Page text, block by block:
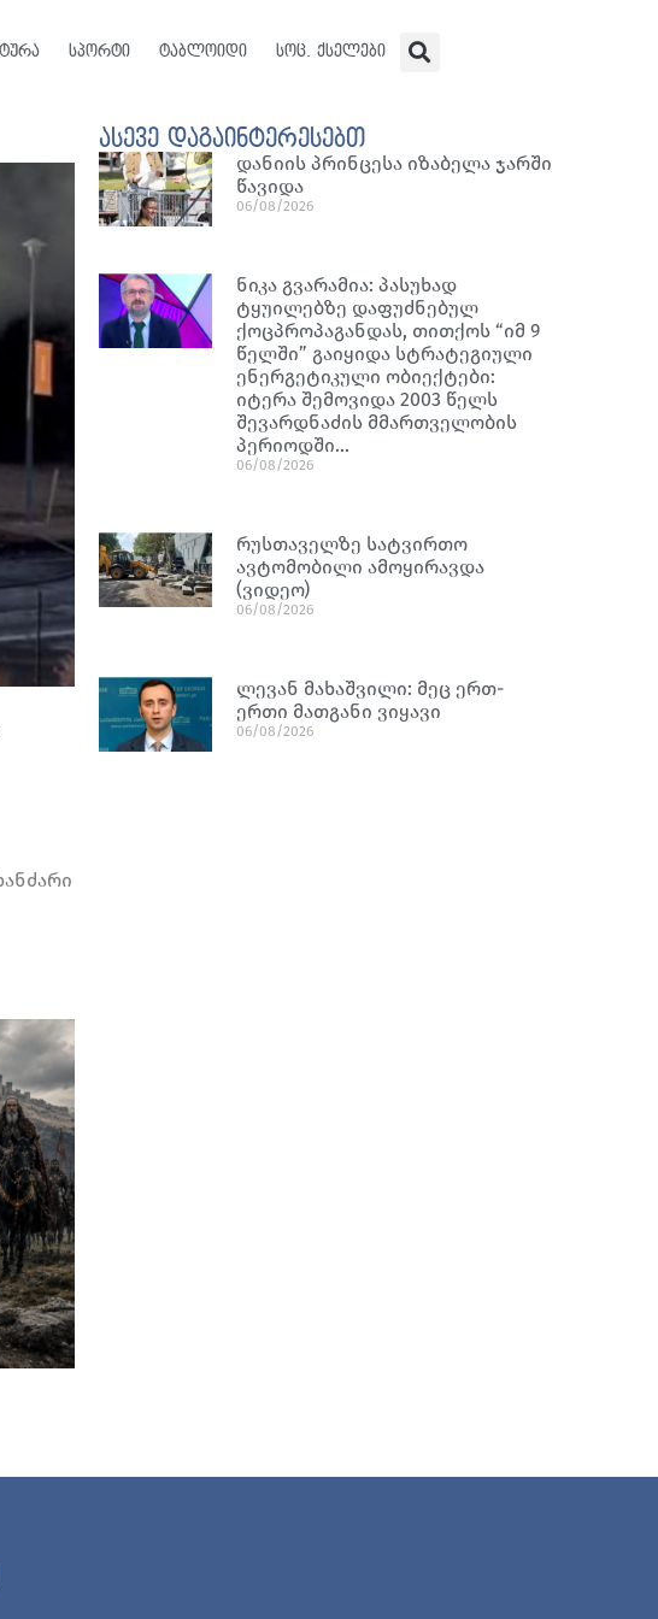
სპორტი ტაბლოიდი სოც. ქსელები
ასევე დაგაინტერესებთ
დანიის პრინცესა იზაბელა ჯარში
წავიდა
06/08/2026
ნიკა გვარამია: პასუხად
ტყუილებზე დაფუძნებულ
ქოცპროპაგანდას, თითქოს “იმ 9
წელში” გაიყიდა სტრატეგიული
ენერგეტიკული ობიექტები:
იტერა შემოვიდა 2003 წელს
შევარდნაძის მმართველობის
პერიოდში…
06/08/2026
რუსთაველზე სატვირთო
ავტომობილი ამოყირავდა
(ვიდეო)
06/08/2026
ლევან მახაშვილი: მეც ერთ-
ერთი მათგანი ვიყავი
06/08/2026